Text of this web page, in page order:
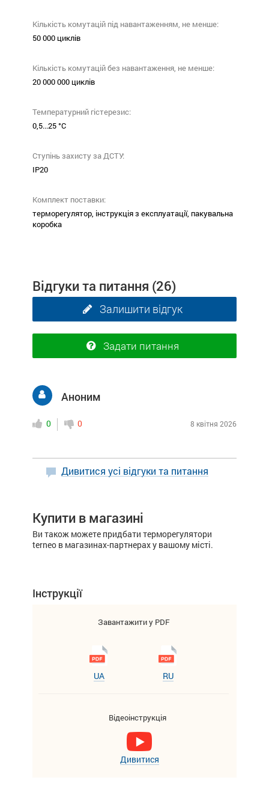
Кількість комутацій під навантаженням, не менше:
50 000 циклів
Кількість комутацій без навантаження, не менше:
20 000 000 циклів
Температурний гістерезис:
0,5...25 °С
Ступінь захисту за ДСТУ:
ІР20
Комплект поставки:
терморегулятор, інструкція з експлуатації, пакувальна
коробка
Відгуки та питання (26)
Залишити відгук
Задати питання
Аноним
0 0 8 квітня 2026
Дивитися усі відгуки та питання
Купити в магазині
Ви також можете придбати терморегулятори
terneo в магазинах-партнерах у вашому місті.
Інструкції
Завантажити у PDF
UA RU
Відеоінструкція
Дивитися